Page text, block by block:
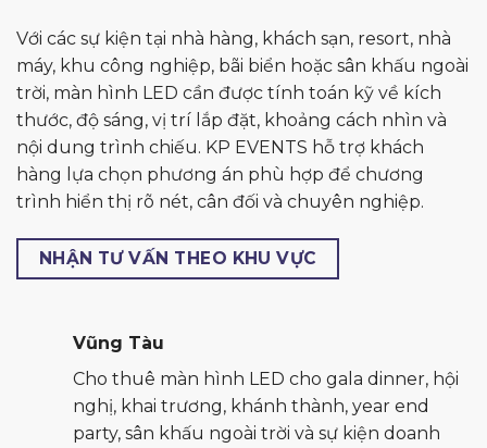
Với các sự kiện tại nhà hàng, khách sạn, resort, nhà
máy, khu công nghiệp, bãi biển hoặc sân khấu ngoài
trời, màn hình LED cần được tính toán kỹ về kích
thước, độ sáng, vị trí lắp đặt, khoảng cách nhìn và
nội dung trình chiếu. KP EVENTS hỗ trợ khách
hàng lựa chọn phương án phù hợp để chương
trình hiển thị rõ nét, cân đối và chuyên nghiệp.
NHẬN TƯ VẤN THEO KHU VỰC
Vũng Tàu
Cho thuê màn hình LED cho gala dinner, hội
nghị, khai trương, khánh thành, year end
party, sân khấu ngoài trời và sự kiện doanh